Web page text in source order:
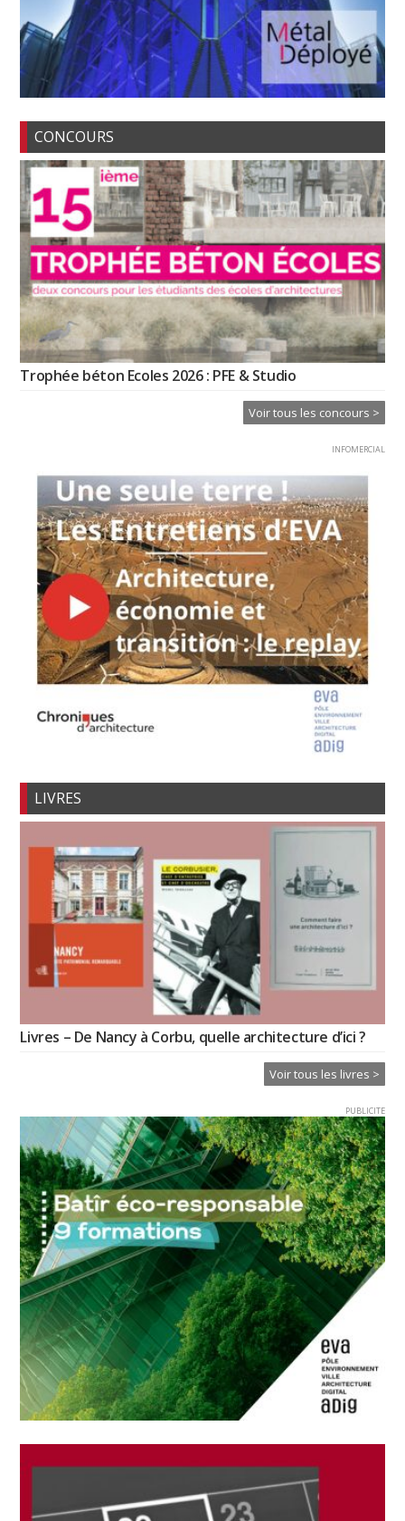
CONCOURS
Trophée béton Ecoles 2026 : PFE & Studio
Voir tous les concours >
INFOMERCIAL
LIVRES
Livres – De Nancy à Corbu, quelle architecture d’ici ?
Voir tous les livres >
PUBLICITE